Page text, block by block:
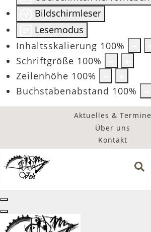
Bildschirmleser
Lesemodus
Inhaltsskalierung 100%
Schriftgröße 100%
Zeilenhöhe 100%
Buchstabenabstand 100%
Aktuelles & Termine
Über uns
Kontakt